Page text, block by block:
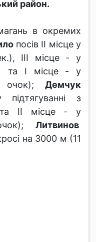
район.
в окремих
посів ІІ місце у
ІІІ місце - у
та І місце - у
очок); Демчук
з
ІІ місце - у
Литвинов
на 3000 м (11